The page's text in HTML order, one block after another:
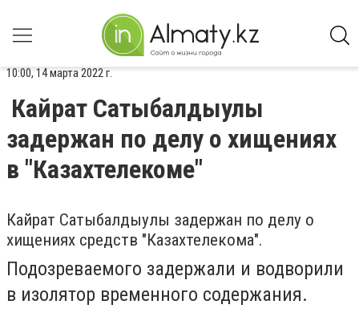
10:00, 14 марта 2022 г.
Кайрат Сатыбалдыулы
задержан по делу о хищениях
в "Казахтелекоме"
Кайрат Сатыбалдыулы задержан по делу о
хищениях средств "Казахтелекома".
Подозреваемого задержали и водворили
в изолятор временного содержания.